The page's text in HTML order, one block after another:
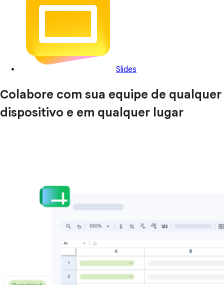
Slides
Colabore com sua equipe de qualquer
dispositivo e em qualquer lugar